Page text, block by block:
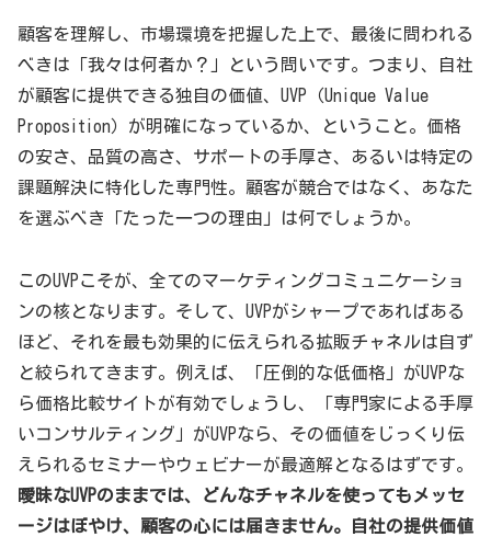
顧客を理解し、市場環境を把握した上で、最後に問われる
べきは「我々は何者か？」という問いです。つまり、自社
が顧客に提供できる独自の価値、UVP（Unique Value
Proposition）が明確になっているか、ということ。価格
の安さ、品質の高さ、サポートの手厚さ、あるいは特定の
課題解決に特化した専門性。顧客が競合ではなく、あなた
を選ぶべき「たった一つの理由」は何でしょうか。
このUVPこそが、全てのマーケティングコミュニケーショ
ンの核となります。そして、UVPがシャープであればある
ほど、それを最も効果的に伝えられる拡販チャネルは自ず
と絞られてきます。例えば、「圧倒的な低価格」がUVPな
ら価格比較サイトが有効でしょうし、「専門家による手厚
いコンサルティング」がUVPなら、その価値をじっくり伝
えられるセミナーやウェビナーが最適解となるはずです。
曖昧なUVPのままでは、どんなチャネルを使ってもメッセ
ージはぼやけ、顧客の心には届きません。自社の提供価値